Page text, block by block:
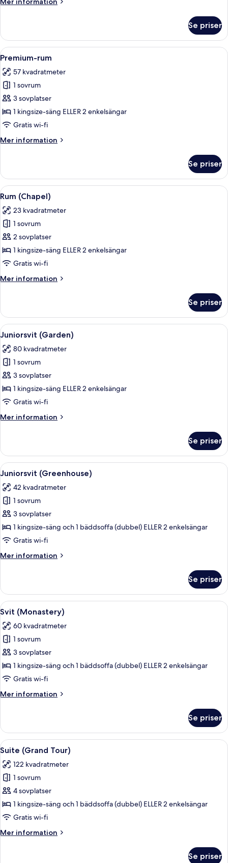
(Garden)
Se priser
Öppna
alla
foton
för
Premium-
rum
Ett hotellrum med en säng, en rund
3
Premium-rum
57 kvadratmeter
1 sovrum
3 sovplatser
1 kingsize-säng ELLER 2 enkelsängar
Gratis wi-fi
Mer information
Mer
rum
Se priser
Öppna
alla
foton
för
Rum
(Chapel)
En liten paviljong med ett bord och
4
Rum (Chapel)
23 kvadratmeter
1 sovrum
2 sovplatser
1 kingsize-säng ELLER 2 enkelsängar
Gratis wi-fi
Mer information
Mer
(Chapel)
Se priser
Öppna
alla
foton
för
Juniorsvit
(Garden)
Ett sovrum med en säng, en soffa,
5
Juniorsvit (Garden)
80 kvadratmeter
1 sovrum
3 sovplatser
1 kingsize-säng ELLER 2 enkelsängar
Gratis wi-fi
Mer information
Mer
(Garden)
Se priser
Öppna
alla
foton
för
Juniorsvit
(Greenhouse)
Ett rum med en soffa, ett soffbord
9
Juniorsvit (Greenhouse)
42 kvadratmeter
1 sovrum
3 sovplatser
1 kingsize-säng och 1 bäddsoffa (dubbel) ELLER 2 enkelsängar
Gratis wi-fi
Mer information
Mer
(Greenhouse)
Se priser
Öppna
alla
foton
för
Svit
(Monastery)
Ett rymligt sovrum med en stor
8
Svit (Monastery)
60 kvadratmeter
1 sovrum
3 sovplatser
1 kingsize-säng och 1 bäddsoffa (dubbel) ELLER 2 enkelsängar
Gratis wi-fi
Mer information
Mer
(Monastery)
Se priser
Öppna
alla
foton
för
Suite
(Grand
Tour)
En säng med himmelstänger, ett
11
Suite (Grand Tour)
122 kvadratmeter
1 sovrum
4 sovplatser
1 kingsize-säng och 1 bäddsoffa (dubbel) ELLER 2 enkelsängar
Gratis wi-fi
Mer information
Mer
Se priser